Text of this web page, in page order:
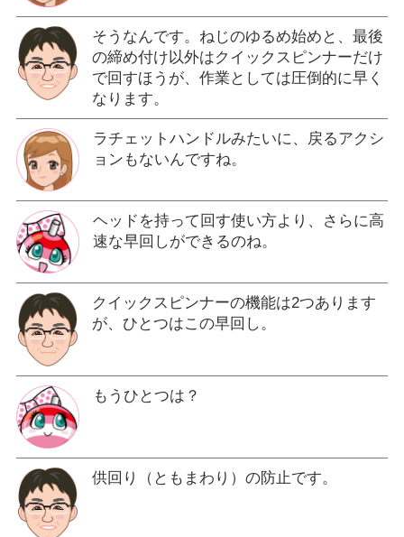
そうなんです。ねじのゆるめ始めと、最後
の締め付け以外はクイックスピンナーだけ
で回すほうが、作業としては圧倒的に早く
なります。
ラチェットハンドルみたいに、戻るアクシ
ョンもないんですね。
ヘッドを持って回す使い方より、さらに高
速な早回しができるのね。
クイックスピンナーの機能は2つあります
が、ひとつはこの早回し。
もうひとつは？
供回り（ともまわり）の防止です。